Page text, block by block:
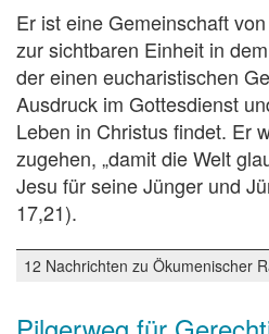
Er ist eine Gemeinschaft
zur sichtbaren Einheit in
der einen eucharistischen
Ausdruck im Gottesdienst
Leben in Christus findet. Er
zugehen, „damit die Welt
Jesu für seine Jünger und
17,21).
12 Nachrichten zu Ökumenischer